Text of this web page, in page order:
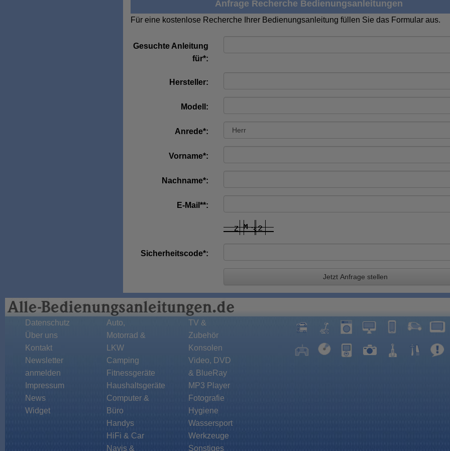
Anfrage Recherche Bedienungsanleitungen
Für eine kostenlose Recherche Ihrer Bedienungsanleitung füllen Sie das Formular aus.
Gesuchte Anleitung
für*:
Hersteller:
Modell:
Anrede*:
Vorname*:
Nachname*:
E-Mail**:
Sicherheitscode*:
Jetzt Anfrage stellen
Datenschutz
Über uns
Kontakt
Newsletter
anmelden
Impressum
News
Widget
Auto,
Motorrad &
LKW
Camping
Fitnessgeräte
Haushaltsgeräte
Computer &
Büro
Handys
HiFi & Car
Navis &
TV &
Zubehör
Konsolen
Video, DVD
& BlueRay
MP3 Player
Fotografie
Hygiene
Wassersport
Werkzeuge
Sonstiges